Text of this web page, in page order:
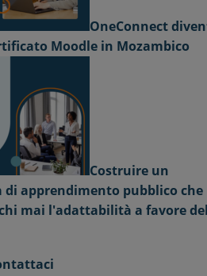
OneConnect
Moodle in Mozambico
Costruire un
di apprendimento pubblico che
mai l'adattabilità a favore